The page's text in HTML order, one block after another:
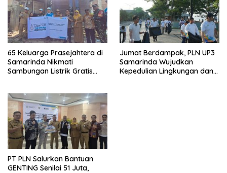
65 Keluarga Prasejahtera di
Samarinda Nikmati
Sambungan Listrik Gratis
Jumat Berdampak, PLN UP3
Samarinda Wujudkan
Kepedulian Lingkungan dan
PT PLN Salurkan Bantuan
GENTING Senilai 51 Juta,